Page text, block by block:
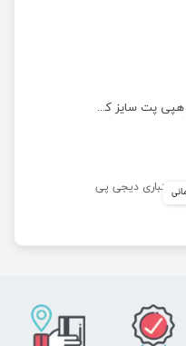
ظرف غذای حیوانات مدل فلور هپی پت سایز کوچک